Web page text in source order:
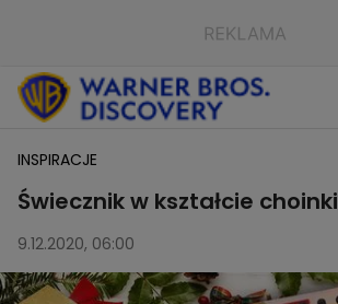
INSPIRACJE
Świecznik w kształcie choinki
9.12.2020, 06:00